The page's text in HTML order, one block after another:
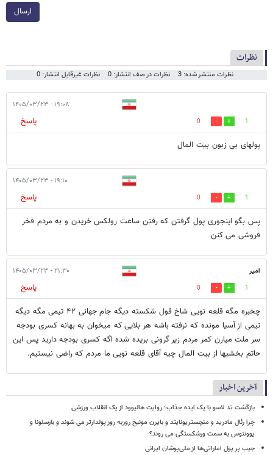
ارسال
نظرات
نظرات منتشر شده: 3 نظرات در صف انتشار: 0 نظرات غیرقابل انتشار: 0
۱۹:۰۸ - ۱۴۰۵/۰۳/۲۳
1
0
پاسخ
پولهای بی زبون بیت المال
۱۹:۱۰ - ۱۴۰۵/۰۳/۲۳
1
0
پاسخ
پس بگو اینجوری پول گرفتن که رفتن ساعت رولکس خریدن و به مردم فخر
فروشی می کنن
امیر ۲۱:۳۰ - ۱۴۰۵/۰۳/۲۳
1
0
پاسخ
چخبره مگه قلعه نویی شاخ قول شکسته دیگه جام جهانی ۴۲ تیمی مگه دیگه
تیمی از آسیا مونده که نرفته باشه هر بلایی که میخوان به بهانه کسری بودجه
سر ملت میارن کمر مردم زیر گرونی بریده شده اگه کسری بودجه دارید پس این
حاتم بخشیها از بیت المال چیه آقای قلعه نویی ما مردم که راضی نیستیم.
آخرین اخبار
بازگشت تد لاسو با یک ایده جذاب؛ روایت هالیوود از یک انقلاب ورزشی
چرا رئال مادرید و منچستریونایتد و بایرن مونیخ روزبه روز پولدارتر می شوند و بارسلونا و
یوونتوس به سمت ورشکستگی می روند؟
جیب پر پول اماراتی‌ها از ملی‌پوشان ایرانی